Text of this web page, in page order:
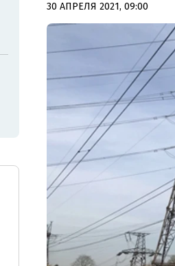
30 АПРЕЛЯ 2021, 09:00